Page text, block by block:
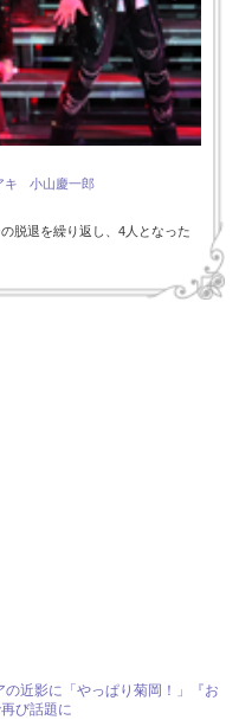
キ
小山慶一郎
脱退を繰り返し、4人となった
近影に「やっぱり菊岡！」『お
び話題に